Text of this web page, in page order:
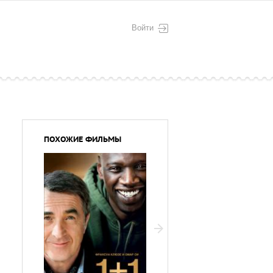
Войти
ПОХОЖИЕ ФИЛЬМЫ